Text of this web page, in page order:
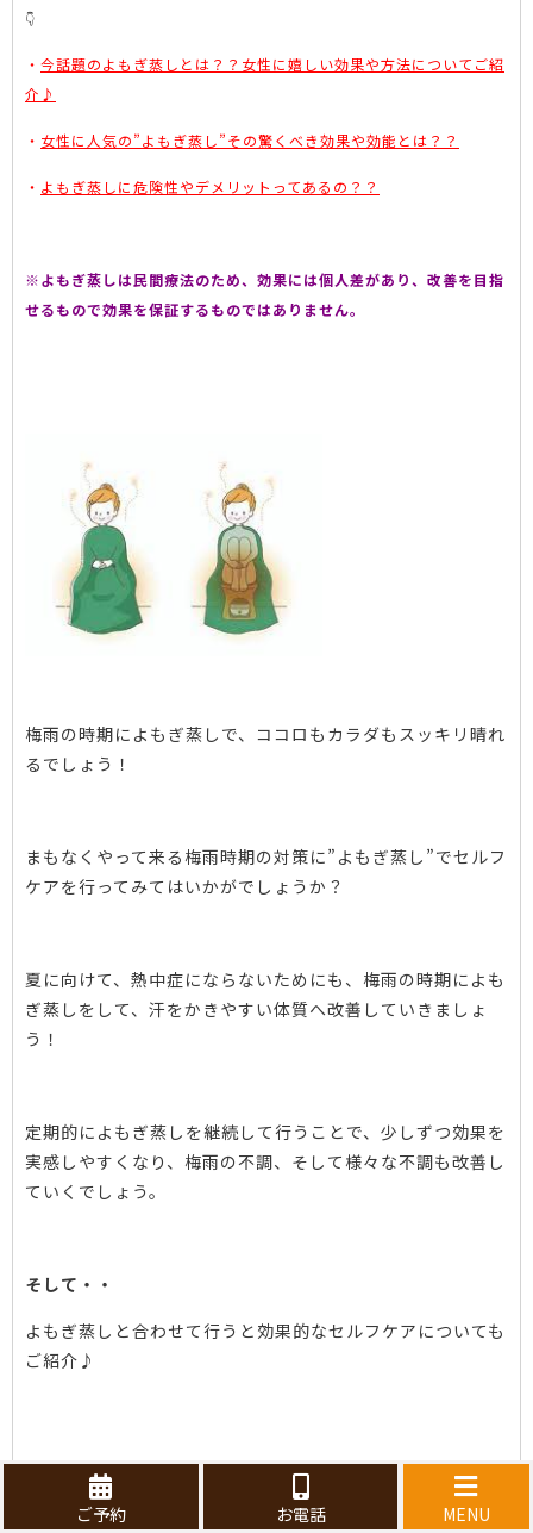
👇
・ 今話題のよもぎ蒸しとは？？女性に嬉しい効果や方法についてご紹
介♪
・ 女性に人気の”よもぎ蒸し”その驚くべき効果や効能とは？？
・ よもぎ蒸しに危険性やデメリットってあるの？？
※よもぎ蒸しは民間療法のため、効果には個人差があり、改善を目指
せるもので効果を保証するものではありません。
梅雨の時期によもぎ蒸しで、ココロもカラダもスッキリ晴れ
るでしょう！
まもなくやって来る梅雨時期の対策に”よもぎ蒸し”でセルフ
ケアを行ってみてはいかがでしょうか？
夏に向けて、熱中症にならないためにも、梅雨の時期によも
ぎ蒸しをして、汗をかきやすい体質へ改善していきましょ
う！
定期的によもぎ蒸しを継続して行うことで、少しずつ効果を
実感しやすくなり、梅雨の不調、そして様々な不調も改善し
ていくでしょう。
そして・・
よもぎ蒸しと合わせて行うと効果的なセルフケアについても
ご紹介♪
梅雨の不調を撃退！！今すぐできる！
ご予約 お電話 MENU